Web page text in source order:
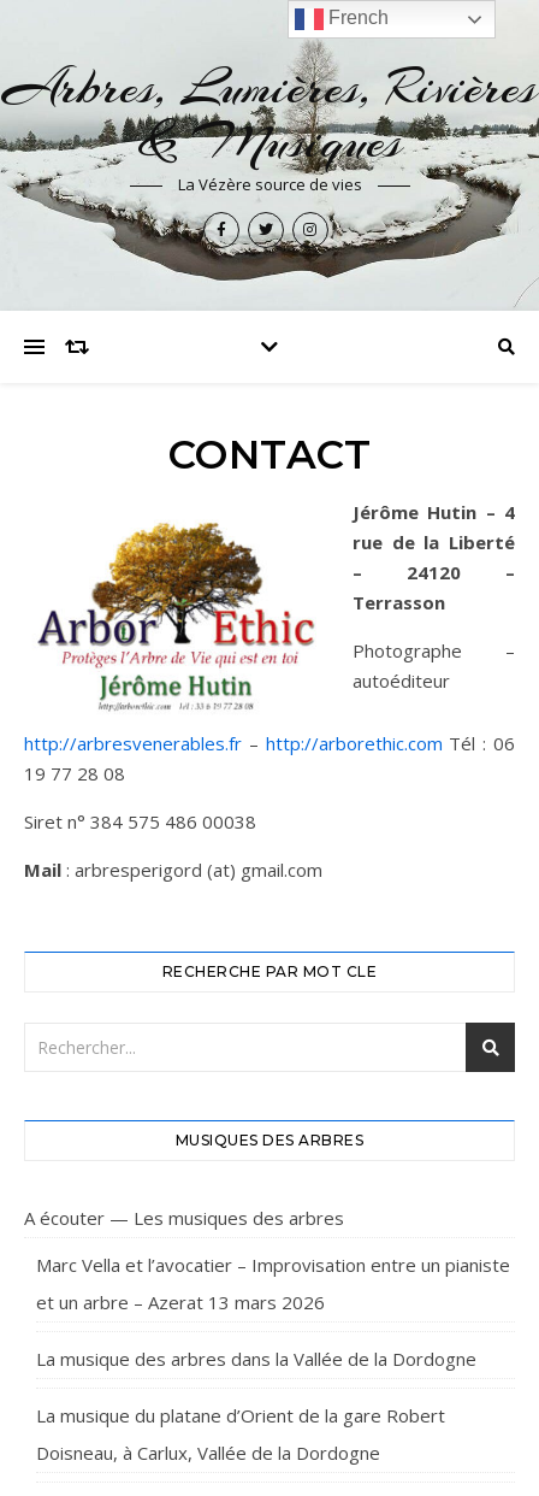
Arbres, Lumières, Rivières
& Musiques
La Vézère source de vies
CONTACT
Jérôme Hutin – 4
rue de la Liberté
– 24120 –
Terrasson
Photographe –
autoéditeur
http://arbresvenerables.fr – http://arborethic.com Tél : 06
19 77 28 08
Siret n° 384 575 486 00038
Mail : arbresperigord (at) gmail.com
RECHERCHE PAR MOT CLE
MUSIQUES DES ARBRES
A écouter — Les musiques des arbres
Marc Vella et l’avocatier – Improvisation entre un pianiste
et un arbre – Azerat 13 mars 2026
La musique des arbres dans la Vallée de la Dordogne
La musique du platane d’Orient de la gare Robert
Doisneau, à Carlux, Vallée de la Dordogne
French